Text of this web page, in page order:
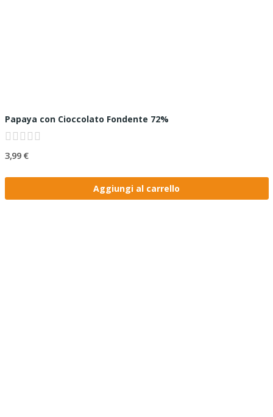
Papaya con Cioccolato Fondente 72%
3,99 €
Aggiungi al carrello